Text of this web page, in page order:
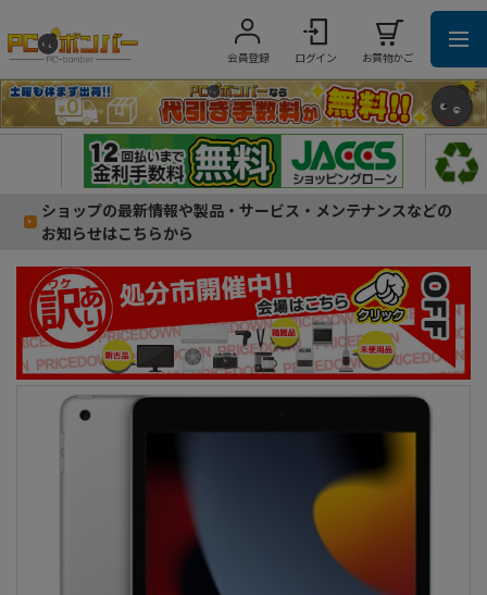
会員登録 ログイン お買物かご
ショップの最新情報や製品・サービス・メンテナンスなどの
お知らせはこちらから